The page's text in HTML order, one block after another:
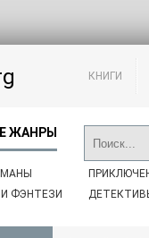
КНИГИ
ФЭНТЕЗИ